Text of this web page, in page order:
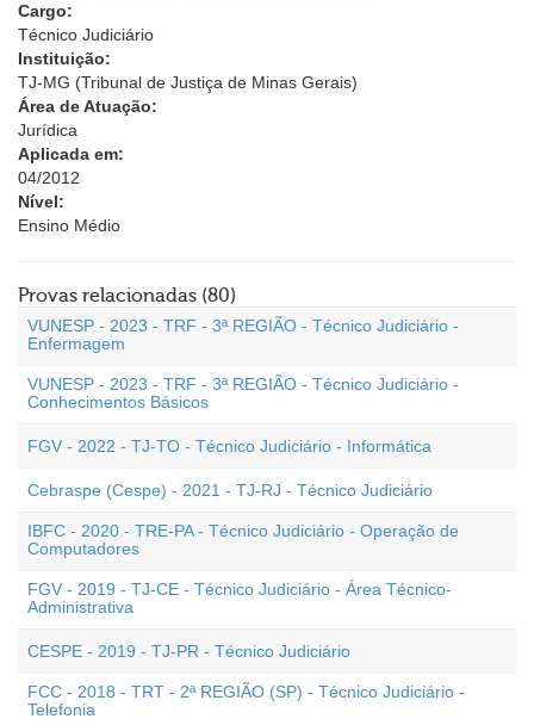
Cargo:
Técnico Judiciário
Instituição:
TJ-MG (Tribunal de Justiça de Minas Gerais)
Área de Atuação:
Jurídica
Aplicada em:
04/2012
Nível:
Ensino Médio
Provas relacionadas (80)
VUNESP - 2023 - TRF - 3ª REGIÃO - Técnico Judiciário -
Enfermagem
VUNESP - 2023 - TRF - 3ª REGIÃO - Técnico Judiciário -
Conhecimentos Básicos
FGV - 2022 - TJ-TO - Técnico Judiciário - Informática
Cebraspe (Cespe) - 2021 - TJ-RJ - Técnico Judiciário
IBFC - 2020 - TRE-PA - Técnico Judiciário - Operação de
Computadores
FGV - 2019 - TJ-CE - Técnico Judiciário - Área Técnico-
Administrativa
CESPE - 2019 - TJ-PR - Técnico Judiciário
FCC - 2018 - TRT - 2ª REGIÃO (SP) - Técnico Judiciário -
Telefonia